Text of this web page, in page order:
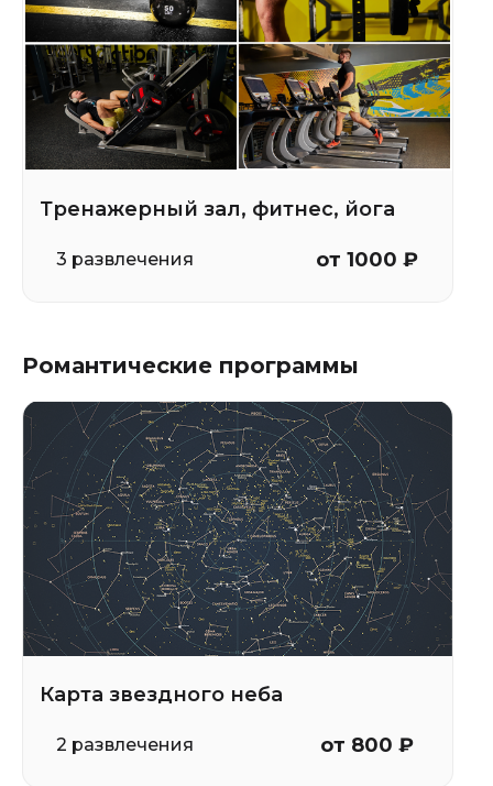
Тренажерный зал, фитнес, йога
3 развлечения от 1000 ₽
Романтические программы
Карта звездного неба
2 развлечения от 800 ₽